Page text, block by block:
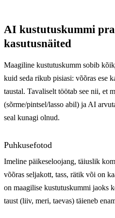
AI kustutuskummi
kasutusnäited
Maagiline kustutuskumm sobib
kuid seda rikub pisiasi: võõras ese
taustal. Tavaliselt töötab see nii, et
(sõrme/pintsel/lasso abil) ja AI
seal kunagi olnud.
Puhkusefotod
Imeline päikeseloojang, täiuslik
võõras seljakott, tass, rätik või on
on maagilise kustutuskummi jaoks
taust (liiv, meri, taevas) täieneb